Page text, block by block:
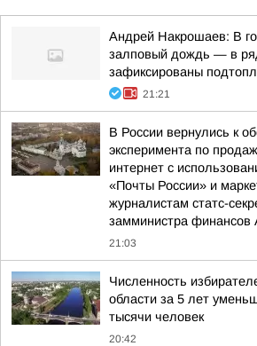
Андрей Накрошаев: В
залповый дождь — в
зафиксированы
21:21
В России вернулись к
эксперимента по
интернет с
«Почты России» и
журналистам статс-
замминистра финансов
21:03
Численность
области за 5 лет
тысячи человек
20:42